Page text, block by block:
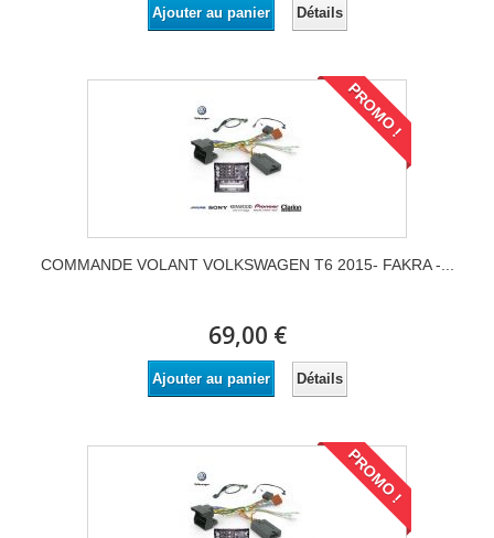
Ajouter au panier Détails
PROMO !
COMMANDE VOLANT VOLKSWAGEN T6 2015- FAKRA -...
69,00 €
Ajouter au panier Détails
PROMO !